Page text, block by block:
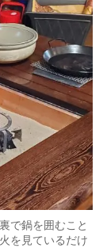
で鍋を囲むこと
を見ているだけ